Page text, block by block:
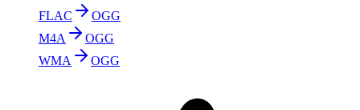
FLAC
OGG
M4A
OGG
WMA
OGG